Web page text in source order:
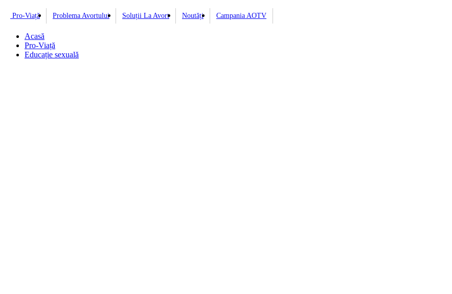
Pro-Viață Problema Avortului Soluții La Avort Noutăți Campania AOTV
Acasă
Pro-Viață
Educație sexuală